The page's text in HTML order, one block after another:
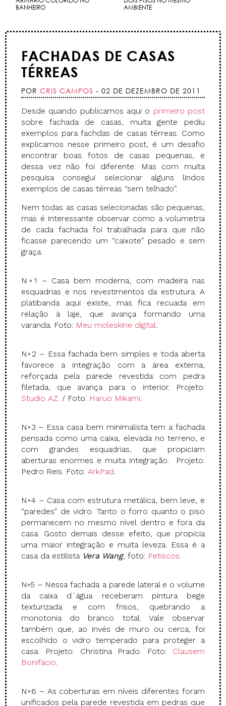
BANHEIRO
AMBIENTE
FACHADAS DE CASAS
TÉRREAS
POR CRIS CAMPOS - 02 DE DEZEMBRO DE 2011
Desde quando publicamos aqui o primeiro post
sobre fachada de casas, muita gente pediu
exemplos para fachdas de casas térreas. Como
explicamos nesse primeiro post, é um desafio
encontrar boas fotos de casas pequenas, e
dessa vez não foi diferente. Mas com muita
pesquisa consegui selecionar alguns lindos
exemplos de casas térreas “sem telhado”.
Nem todas as casas selecionadas são pequenas,
mas é interessante observar como a volumetria
de cada fachada foi trabalhada para que não
ficasse parecendo um “caixote” pesado e sem
graça.
N◦1 – Casa bem moderna, com madeira nas
esquadrias e nos revestimentos da estrutura. A
platibanda aqui existe, mas fica recuada em
relação à laje, que avança formando uma
varanda. Foto: Meu moleskine digital.
N◦2 – Essa fachada bem simples e toda aberta
favorece a integração com a área externa,
reforçada pela parede revestida com pedra
filetada, que avança para o interior. Projeto:
Studio AZ. / Foto: Haruo Mikami.
N◦3 – Essa casa bem minimalista tem a fachada
pensada como uma caixa, elevada no terreno, e
com grandes esquadrias, que propiciam
aberturas enormes e muita integração. Projeto:
Pedro Reis. Foto: ArkPad.
N◦4 – Casa com estrutura metálica, bem leve, e
“paredes” de vidro. Tanto o forro quanto o piso
permanecem no mesmo nível dentro e fora da
casa. Gosto demais desse efeito, que propicia
uma maior integração e muita leveza. Essa é a
casa da estilista Vera Wang, foto: Petiscos.
N◦5 – Nessa fachada a parede lateral e o volume
da caixa d`água receberam pintura bege
texturizada e com frisos, quebrando a
monotonia do branco total. Vale observar
também que, ao invés de muro ou cerca, foi
escolhido o vidro temperado para proteger a
casa. Projeto: Christina Prado. Foto: Clausem
Bonifácio.
N◦6 – As coberturas em níveis diferentes foram
unificados pela parede revestida em pedras que